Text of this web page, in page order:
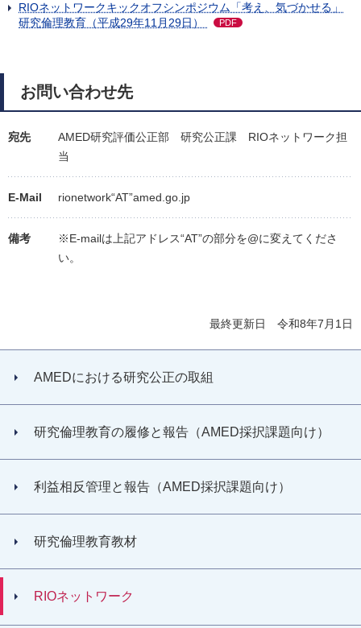
RIOネットワークキックオフシンポジウム「考え、気づかせる」
研究倫理教育（平成29年11月29日）
PDF
お問い合わせ先
宛先 AMED研究評価公正部 研究公正課
RIOネットワーク担
当
E-Mail rionetwork“AT”amed.go.jp
備考
※E-mailは上記アドレス“AT”の部分を@に変えてくださ
い。
最終更新日 令和8年7月1日
AMEDにおける研究公正の取組
研究倫理教育の履修と報告（AMED採択課題向け）
利益相反管理と報告（AMED採択課題向け）
研究倫理教育教材
RIOネットワーク